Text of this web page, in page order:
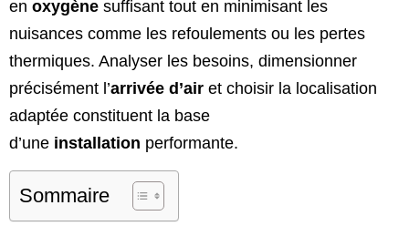
en oxygène suffisant tout en minimisant les
nuisances comme les refoulements ou les pertes
thermiques. Analyser les besoins, dimensionner
précisément l’arrivée d’air et choisir la localisation
adaptée constituent la base
d’une installation performante.
Sommaire